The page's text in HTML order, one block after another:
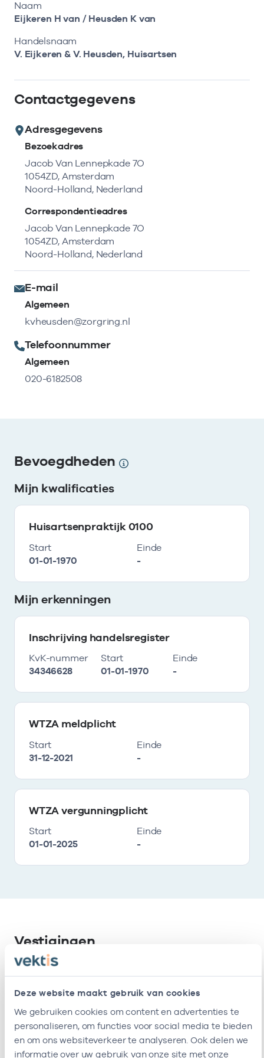
Deze website maakt gebruik van cookies
We gebruiken cookies om content en advertenties te
personaliseren, om functies voor social media te bieden
en om ons websiteverkeer te analyseren. Ook delen we
informatie over uw gebruik van onze site met onze
Zoeken in AGB-register
zorgaanbieder of onderneming.
Kortdurende zorg
Langdurige zorg
Gemeentezorgspiegel
Op zoek naar een rapport?
Bekijk de openbare rapporten per thema of
log in voor de besloten rapporten op
Zorgprisma.nl.
Naar openbare rapporten
Retourcodezoeker
Bekijk het aanbod
Naar hulp
Naam
Eijkeren H van / Heusden K van
Handelsnaam
V. Eijkeren & V. Heusden, Huisartsen
Contactgegevens
Adresgegevens
Bezoekadres
Jacob Van Lennepkade 7O
1054ZD, Amsterdam
Noord-Holland, Nederland
Correspondentieadres
Jacob Van Lennepkade 7O
1054ZD, Amsterdam
Noord-Holland, Nederland
E-mail
Algemeen
kvheusden@zorgring.nl
Telefoonnummer
Algemeen
020-6182508
Bevoegdheden
Mijn kwalificaties
Huisartsenpraktijk 0100
Start
01-01-1970
Einde
-
Mijn erkenningen
Inschrijving handelsregister
KvK-nummer
34346628
Start
01-01-1970
Einde
-
WTZA meldplicht
Start
31-12-2021
Einde
-
WTZA vergunningplicht
Start
01-01-2025
Einde
-
Vestigingen
Deze onderneming heeft de volgende
vestigingen
Naam Adres AGB-code Start